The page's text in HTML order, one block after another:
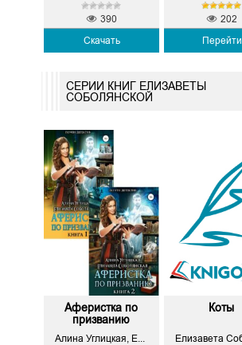
Скачать
390
Перейти
202
СЕРИИ КНИГ ЕЛИЗАВЕТЫ
СОБОЛЯНСКОЙ
Аферистка по
призванию
Алина Углицкая, Елизавета Соболянская
Коты